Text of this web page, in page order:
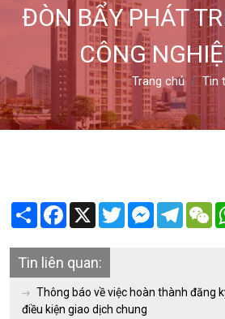
ĐÒN BẨY PHÁT
CÔNG
Trang chủ Tin
Share Facebook
X TwitterMessenger
Tin liên quan:
Thông báo về việc hoàn thành đăng ký
điều kiện giao dịch chung